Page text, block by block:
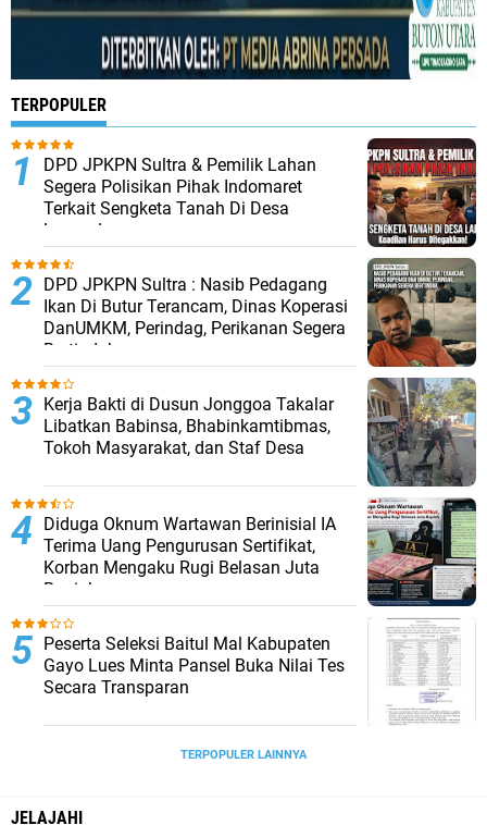
TERPOPULER
DPD JPKPN Sultra & Pemilik Lahan
Segera Polisikan Pihak Indomaret
Terkait Sengketa Tanah Di Desa
Lapandewa
DPD JPKPN Sultra : Nasib Pedagang
Ikan Di Butur Terancam, Dinas Koperasi
DanUMKM, Perindag, Perikanan Segera
Bertindak
Kerja Bakti di Dusun Jonggoa Takalar
Libatkan Babinsa, Bhabinkamtibmas,
Tokoh Masyarakat, dan Staf Desa
Diduga Oknum Wartawan Berinisial IA
Terima Uang Pengurusan Sertifikat,
Korban Mengaku Rugi Belasan Juta
Rupiah
Peserta Seleksi Baitul Mal Kabupaten
Gayo Lues Minta Pansel Buka Nilai Tes
Secara Transparan
TERPOPULER LAINNYA
JELAJAHI